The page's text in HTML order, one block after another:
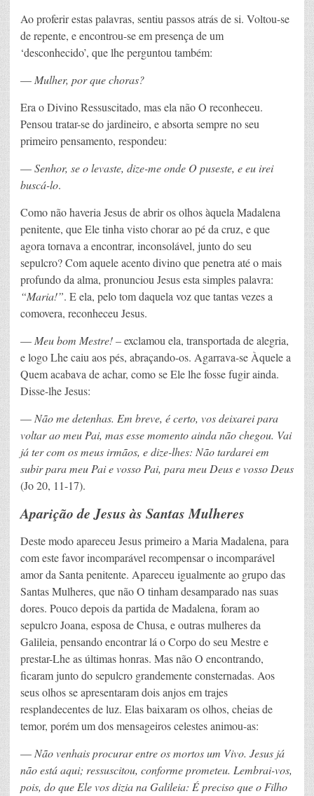
Ao proferir estas palavras, sentiu passos atrás de si. Voltou-se
de repente, e encontrou-se em presença de um
‘desconhecido’, que lhe perguntou também:
—Mulher, por que choras?
Era o Divino Ressuscitado, mas ela não O reconheceu.
Pensou tratar-se do jardineiro, e absorta sempre no seu
primeiro pensamento, respondeu:
—Senhor, se o levaste, dize-me onde O puseste, e eu irei
buscá-lo.
Como não haveria Jesus de abrir os olhos àquela Madalena
penitente, que Ele tinha visto chorar ao pé da cruz, e que
agora tornava a encontrar, inconsolável, junto do seu
sepulcro? Com aquele acento divino que penetra até o mais
profundo da alma, pronunciou Jesus esta simples palavra:
“Maria!”. E ela, pelo tom daquela voz que tantas vezes a
comovera, reconheceu Jesus.
—Meu bom Mestre! –exclamou ela, transportada de alegria,
e logo Lhe caiu aos pés, abraçando-os. Agarrava-se Àquele a
Quem acabava de achar, como se Ele lhe fosse fugir ainda.
Disse-lhe Jesus:
—Não me detenhas. Em breve, é certo, vos deixarei para
voltar ao meu Pai, mas esse momento ainda não chegou. Vai
já ter com os meus irmãos, e dize-lhes: Não tardarei em
subir para meu Pai e vosso Pai, para meu Deus e vosso Deus
(Jo 20, 11-17).
Aparição de Jesus às Santas Mulheres
Deste modo apareceu Jesus primeiro a Maria Madalena, para
com este favor incomparável recompensar o incomparável
amor da Santa penitente. Apareceu igualmente ao grupo das
Santas Mulheres, que não O tinham desamparado nas suas
dores. Pouco depois da partida de Madalena, foram ao
sepulcro Joana, esposa de Chusa, e outras mulheres da
Galileia, pensando encontrar lá o Corpo do seu Mestre e
prestar-Lhe as últimas honras. Mas não O encontrando,
ficaram junto do sepulcro grandemente consternadas. Aos
seus olhos se apresentaram dois anjos em trajes
resplandecentes de luz. Elas baixaram os olhos, cheias de
temor, porém um dos mensageiros celestes animou-as:
—Não venhais procurar entre os mortos um Vivo. Jesus já
não está aqui; ressuscitou, conforme prometeu. Lembrai-vos,
pois, do que Ele vos dizia na Galileia: É preciso que o Filho